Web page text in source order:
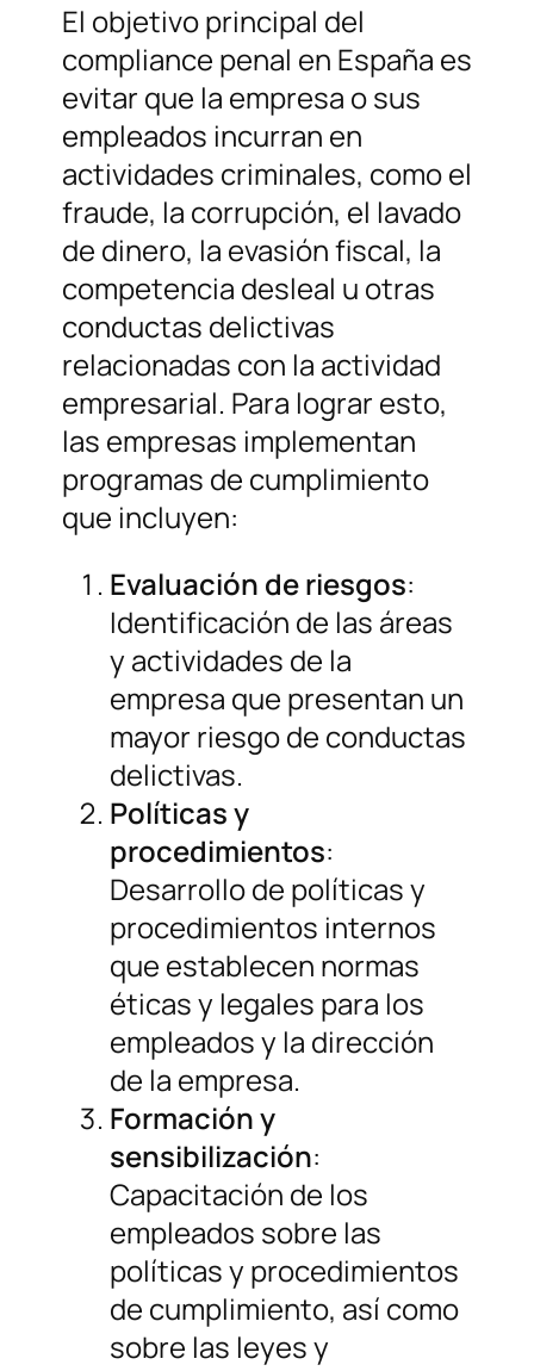
El objetivo principal del
compliance penal en España es
evitar que la empresa o sus
empleados incurran en
actividades criminales, como el
fraude, la corrupción, el lavado
de dinero, la evasión fiscal, la
competencia desleal u otras
conductas delictivas
relacionadas con la actividad
empresarial. Para lograr esto,
las empresas implementan
programas de cumplimiento
que incluyen:
Evaluación de riesgos:
Identificación de las áreas
y actividades de la
empresa que presentan un
mayor riesgo de conductas
delictivas.
Políticas y
procedimientos:
Desarrollo de políticas y
procedimientos internos
que establecen normas
éticas y legales para los
empleados y la dirección
de la empresa.
Formación y
sensibilización:
Capacitación de los
empleados sobre las
políticas y procedimientos
de cumplimiento, así como
sobre las leyes y